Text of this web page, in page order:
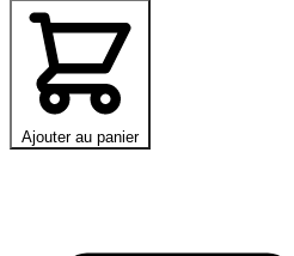
Ajouter au panier